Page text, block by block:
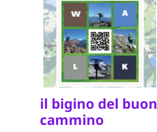
il bigino del buon
cammino